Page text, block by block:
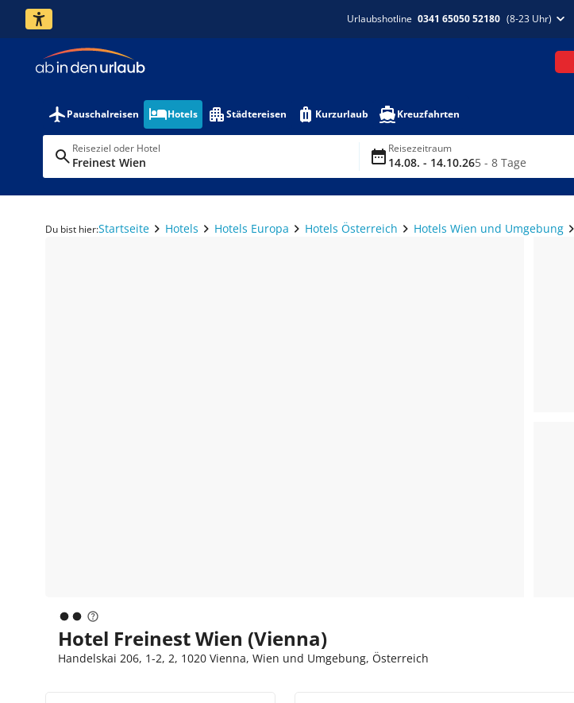
Urlaubshotline 0341 65050 52180 (8-23 Uhr)
Pauschalreisen Hotels Städtereisen Kurzurlaub Kreuzfahrten
Reiseziel oder Hotel
Freinest Wien
Reisezeitraum
14.08. - 14.10.265 - 8 Tage
Du bist hier:Startseite Hotels Hotels Europa Hotels Österreich Hotels Wien und Umgebung
Hotel Freinest Wien (Vienna)
Handelskai 206, 1-2, 2, 1020 Vienna, Wien und Umgebung, Österreich